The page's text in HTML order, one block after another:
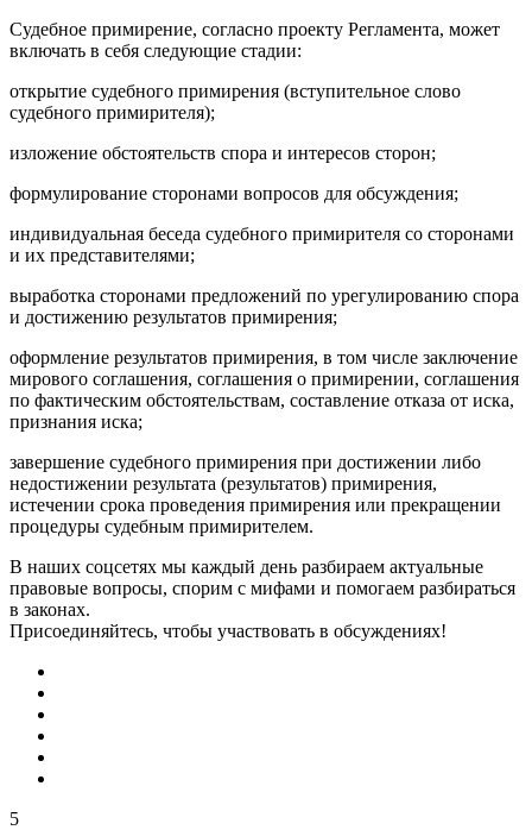
Судебное примирение, согласно проекту Регламента, может
включать в себя следующие стадии:
открытие судебного примирения (вступительное слово
судебного примирителя);
изложение обстоятельств спора и интересов сторон;
формулирование сторонами вопросов для обсуждения;
индивидуальная беседа судебного примирителя со сторонами
и их представителями;
выработка сторонами предложений по урегулированию спора
и достижению результатов примирения;
оформление результатов примирения, в том числе заключение
мирового соглашения, соглашения о примирении, соглашения
по фактическим обстоятельствам, составление отказа от иска,
признания иска;
завершение судебного примирения при достижении либо
недостижении результата (результатов) примирения,
истечении срока проведения примирения или прекращении
процедуры судебным примирителем.
В наших соцсетях мы каждый день разбираем актуальные
правовые вопросы, спорим с мифами и помогаем разбираться
в законах.
Присоединяйтесь, чтобы участвовать в обсуждениях!
5